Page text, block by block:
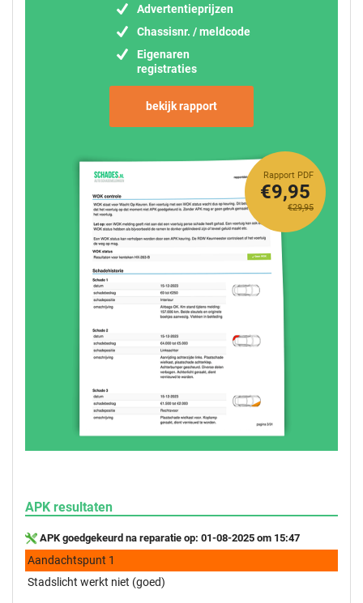
Advertentieprijzen
Chassisnr. / meldcode
Eigenaren
registraties
bekijk rapport
Rapport PDF
€29,95
€9,95
APK resultaten
APK goedgekeurd na reparatie op: 01-08-2025 om 15:47
Aandachtspunt 1
Stadslicht werkt niet (goed)